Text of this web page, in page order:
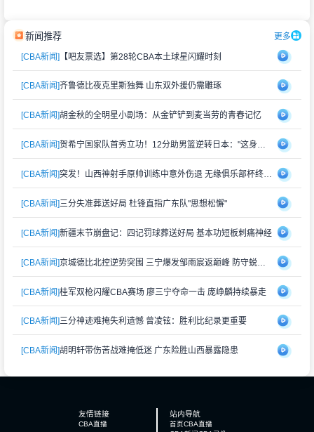
新闻推荐 更多
[CBA新闻]【吧友票选】第28轮CBA本土球星闪耀时刻
[CBA新闻]齐鲁德比夜克里斯独舞 山东双外援仍需雕琢
[CBA新闻]胡金秋的全明星小剧场：从金铲铲到麦当劳的青春记忆
[CBA新闻] 贺希宁国家队首秀立功！12分助男篮逆转日本："这身战袍再累也值"
[CBA新闻] 突发！山西神射手原帅训练中意外伤退 无缘俱乐部杯终极对决
[CBA新闻]三分失准葬送好局 杜锋直指广东队"思想松懈"
[CBA新闻]新疆末节崩盘记：四记罚球葬送好局 基本功短板刺痛神经
[CBA新闻] 京城德比北控逆势突围 三宁爆发邹雨宸返巅峰 防守蜕变成关键
[CBA新闻]桂军双枪闪耀CBA赛场 廖三宁夺命一击 庞峥麟持续暴走
[CBA新闻]三分神迹难掩失利遗憾 曾凌铉：胜利比纪录更重要
[CBA新闻]胡明轩带伤苦战难掩低迷 广东险胜山西暴露隐患
友情链接
CBA直播
站内导航
首页CBA直播